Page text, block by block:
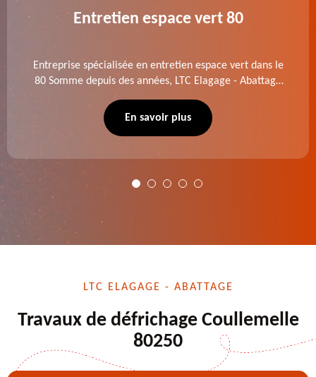
Entretien espace vert 80
Entreprise spécialisée en entretien espace vert dans le
80 Somme depuis des années, LTC Elagage - Abattage
de dessouchage et autre. Devis offert.
En savoir plus
LTC ELAGAGE - ABATTAGE
Travaux de défrichage Coullemelle
80250